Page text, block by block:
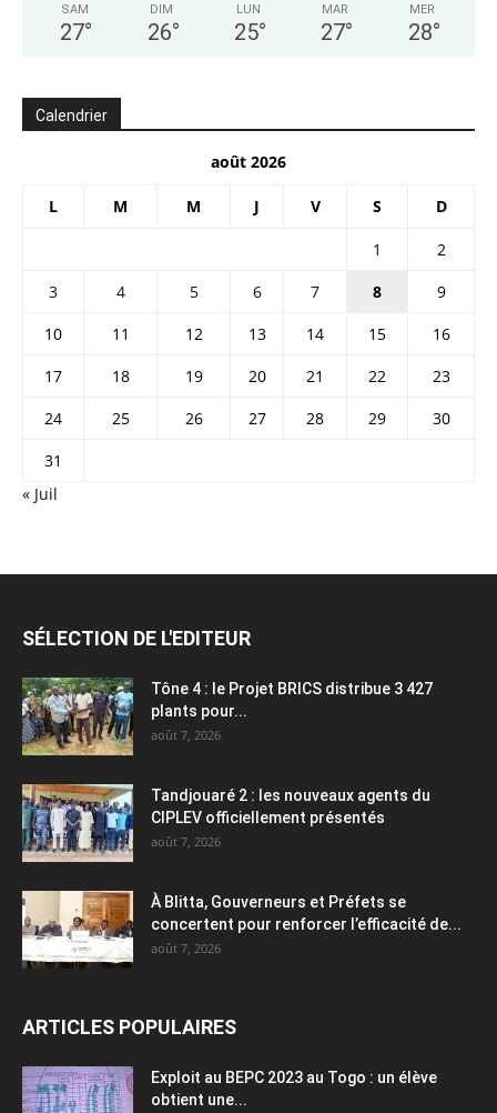
SAM
27°
DIM
26°
LUN
25°
MAR
27°
MER
28°
Calendrier
août 2026
L M M J V S D
1
2
3
4 5 6 7 8
9
10
11 12 13 14 15
16
17
18 19 20 21 22
23
24
25 26 27 28 29
30
31
« Juil
SÉLECTION DE L'EDITEUR
Tône 4 : le Projet BRICS distribue 3 427
plants pour...
août 7, 2026
Tandjouaré 2 : les nouveaux agents du
CIPLEV officiellement présentés
août 7, 2026
À Blitta, Gouverneurs et Préfets se
concertent pour renforcer l’efficacité de...
août 7, 2026
ARTICLES POPULAIRES
Exploit au BEPC 2023 au Togo : un élève
obtient une...